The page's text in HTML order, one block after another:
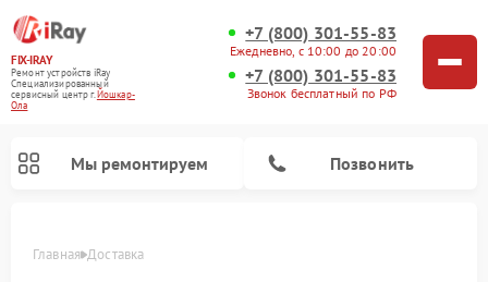
FIX-IRAY
Ремонт устройств iRay
Специализированный
cервисный центр г.Йошкар-
Ола
+7 (800) 301-55-83
Ежедневно, с 10:00 до 20:00
+7 (800) 301-55-83
Звонок бесплатный по РФ
Мы ремонтируем Позвонить
Главная Доставка